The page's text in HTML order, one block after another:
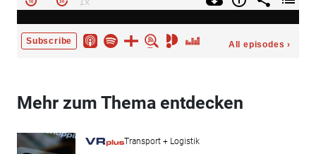
Mehr zum Thema entdecken
Transport + Logistik